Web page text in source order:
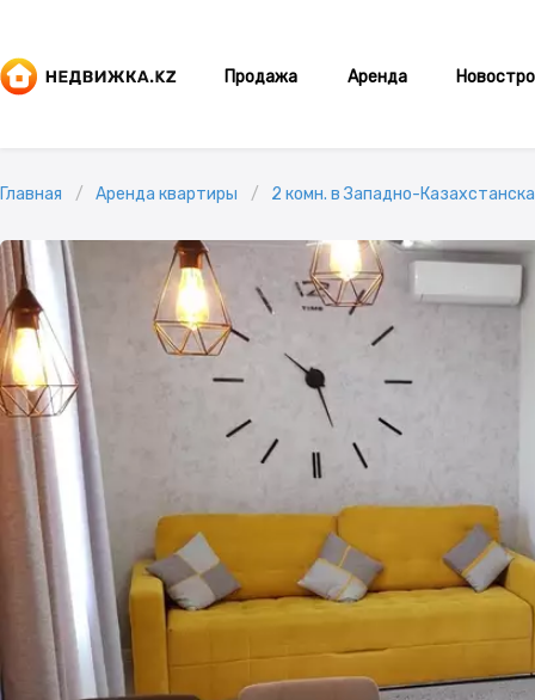
Продажа Аренда
Главная Аренда квартиры 2 комн. в Западно-